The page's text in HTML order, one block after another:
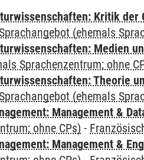
Kritik der
(ehemals
Medien
Sprachenzentrum; ohne
Theorie
(ehemals
Management &
ohne CPs) -
Management &